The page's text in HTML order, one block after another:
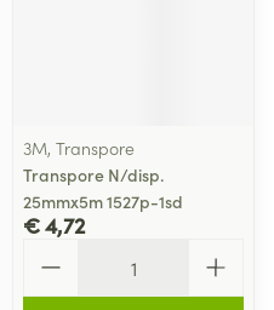
3M, Transpore
Transpore N/disp.
25mmx5m 1527p-1sd
€ 4,72